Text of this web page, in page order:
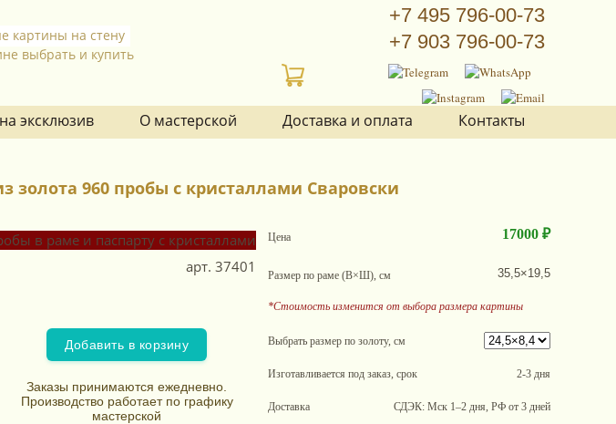
картины на стену
выбрать и купить
+7 495 796-00-73
+7 903 796-00-73
эксклюзив О мастерской Доставка и оплата Контакты
золота 960 пробы с кристаллами Сваровски
арт. 37401
Цена 17000 ₽
Размер по раме (В×Ш), см 35,5×19,5
*Стоимость изменится от выбора размера картины
Выбрать размер по золоту, см
Изготавливается под заказ, срок 2-3 дня
Доставка СДЭК: Мск 1–2 дня, РФ от 3 дней
Добавить в корзину
Заказы принимаются ежедневно.
Производство работает по графику
мастерской